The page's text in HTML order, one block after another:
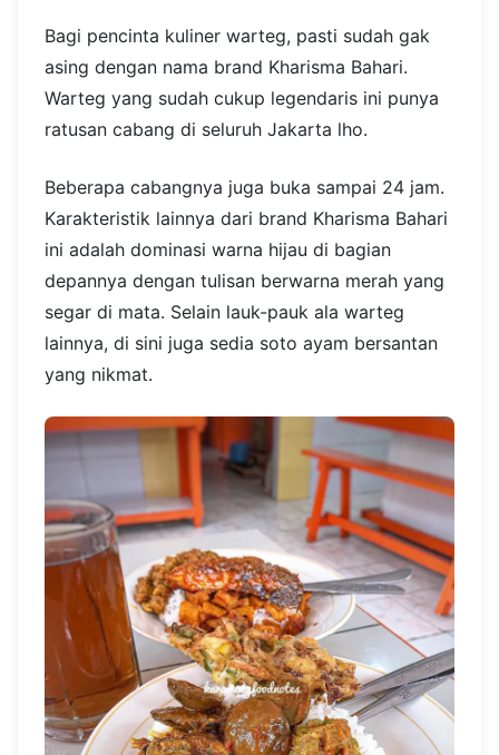
Bagi pencinta kuliner warteg, pasti sudah gak
asing dengan nama brand Kharisma Bahari.
Warteg yang sudah cukup legendaris ini punya
ratusan cabang di seluruh Jakarta lho.
Beberapa cabangnya juga buka sampai 24 jam.
Karakteristik lainnya dari brand Kharisma Bahari
ini adalah dominasi warna hijau di bagian
depannya dengan tulisan berwarna merah yang
segar di mata. Selain lauk-pauk ala warteg
lainnya, di sini juga sedia soto ayam bersantan
yang nikmat.